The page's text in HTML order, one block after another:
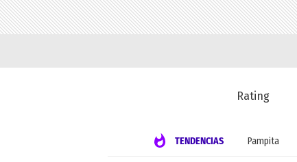
Rating
TENDENCIAS Pampita